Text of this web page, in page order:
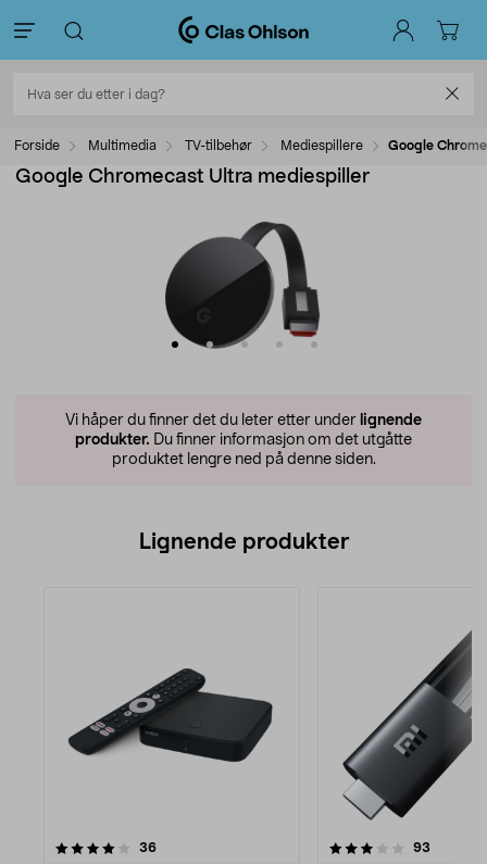
Forside Multimedia TV-tilbehør Mediespillere Google
Google Chromecast Ultra mediespiller
Vi håper du finner det du leter etter under lignende
produkter. Du finner informasjon om det utgåtte
produktet lengre ned på denne siden.
Lignende produkter
36anmeldelser
3.5av 5 stjerner 93